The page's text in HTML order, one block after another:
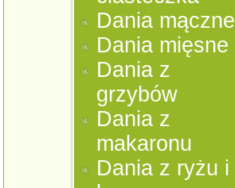
Dania mączne
Dania mięsne
Dania z
grzybów
Dania z
makaronu
Dania z ryżu i